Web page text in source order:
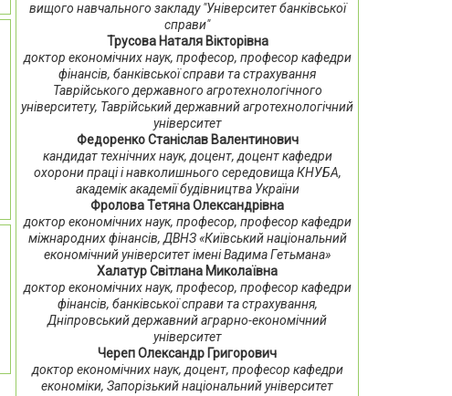
вищого навчального закладу "Університет банківської
справи"
Трусова Наталя Вікторівна
доктор економічних наук, професор, професор кафедри
фінансів, банківської справи та страхування
Таврійського державного агротехнологічного
університету, Таврійський державний агротехнологічний
університет
Федоренко Станіслав Валентинович
кандидат технічних наук, доцент, доцент кафедри
охорони праці і навколишнього середовища КНУБА,
академік академії будівництва України
Фролова Тетяна Олександрівна
доктор економічних наук, професор, професор кафедри
міжнародних фінансів, ДВНЗ «Київський національний
економічний університет імені Вадима Гетьмана»
Халатур Світлана Миколаївна
доктор економічних наук, професор, професор кафедри
фінансів, банківської справи та страхування,
Дніпровський державний аграрно-економічний
університет
Череп Олександр Григорович
доктор економічних наук, доцент, професор кафедри
економіки, Запорізький національний університет